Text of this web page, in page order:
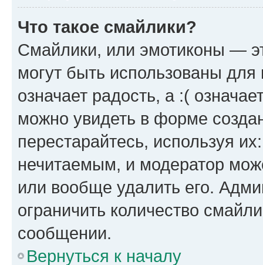
Что такое смайлики?
Смайлики, или эмотиконы —
могут быть использованы
означает радость, а :(
можно увидеть в форме
перестарайтесь, используя
нечитаемым, и модератор
или вообще удалить его.
ограничить количество
сообщении.
Вернуться к началу